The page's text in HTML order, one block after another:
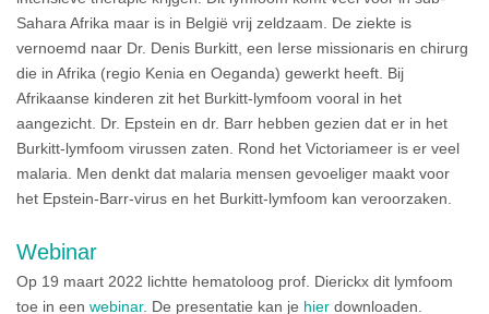
Sahara Afrika maar is in België vrij zeldzaam. De ziekte is
vernoemd naar Dr. Denis Burkitt, een Ierse missionaris en chirurg
die in Afrika (regio Kenia en Oeganda) gewerkt heeft. Bij
Afrikaanse kinderen zit het Burkitt-lymfoom vooral in het
aangezicht. Dr. Epstein en dr. Barr hebben gezien dat er in het
Burkitt-lymfoom virussen zaten. Rond het Victoriameer is er veel
malaria. Men denkt dat malaria mensen gevoeliger maakt voor
het Epstein-Barr-virus en het Burkitt-lymfoom kan veroorzaken.
Webinar
Op 19 maart 2022 lichtte hematoloog prof. Dierickx dit lymfoom
toe in een webinar. De presentatie kan je hier downloaden.